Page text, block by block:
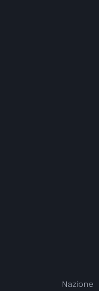
Nazione